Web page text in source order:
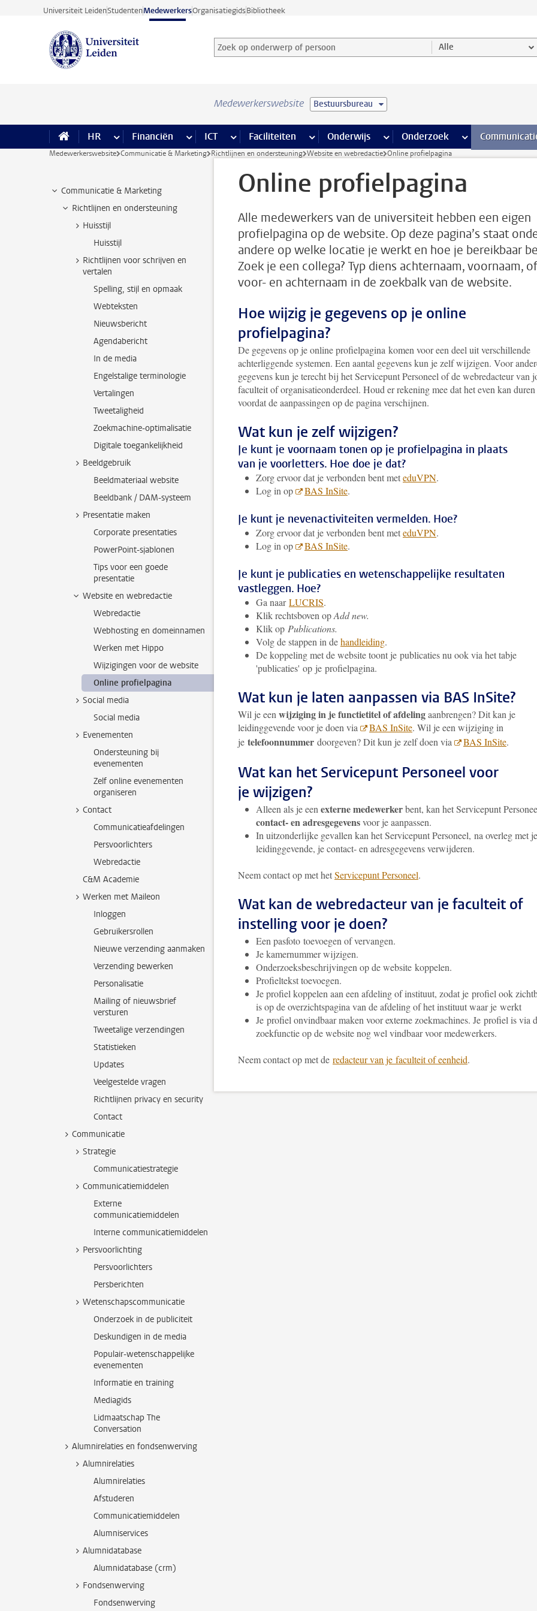
Ga direct naar de inhoud
Universiteit LeidenStudentenMedewerkersOrganisatiegidsBibliotheek
Zoek op onderwerp of persoon en selecteer categorie
Zoekterm Alle
Medewerkerswebsite Bestuursbureau
HR meer HR pagina’s
Financiën meer Financiën pagina’s
ICT meer ICT pagina’s
Faciliteiten meer Faciliteiten pagina’s
Onderwijs meer Onderwijs pagina’s
Onderzoek meer Onderzoek
Medewerkerswebsite Communicatie & Marketing Richtlijnen en ondersteuning Website en webredactie Online profielpagina
Communicatie & Marketing
Richtlijnen en ondersteuning
Huisstijl
Huisstijl
Richtlijnen voor schrijven en
vertalen
Spelling, stijl en opmaak
Webteksten
Nieuwsbericht
Agendabericht
In de media
Engelstalige terminologie
Vertalingen
Tweetaligheid
Zoekmachine-optimalisatie
Digitale toegankelijkheid
Beeldgebruik
Beeldmateriaal website
Beeldbank / DAM-systeem
Presentatie maken
Corporate presentaties
PowerPoint-sjablonen
Tips voor een goede
presentatie
Website en webredactie
Webredactie
Webhosting en domeinnamen
Werken met Hippo
Wijzigingen voor de website
Online profielpagina
Social media
Social media
Evenementen
Ondersteuning bij
evenementen
Zelf online evenementen
organiseren
Contact
Communicatieafdelingen
Persvoorlichters
Webredactie
C&M Academie
Werken met Maileon
Inloggen
Gebruikersrollen
Nieuwe verzending aanmaken
Verzending bewerken
Personalisatie
Mailing of nieuwsbrief
versturen
Tweetalige verzendingen
Statistieken
Updates
Veelgestelde vragen
Richtlijnen privacy en security
Contact
Communicatie
Strategie
Communicatiestrategie
Communicatiemiddelen
Externe
communicatiemiddelen
Interne communicatiemiddelen
Persvoorlichting
Persvoorlichters
Persberichten
Wetenschapscommunicatie
Onderzoek in de publiciteit
Deskundigen in de media
Populair-wetenschappelijke
evenementen
Informatie en training
Mediagids
Lidmaatschap The
Conversation
Alumnirelaties en fondsenwerving
Alumnirelaties
Alumnirelaties
Afstuderen
Communicatiemiddelen
Alumniservices
Alumnidatabase
Alumnidatabase (crm)
Fondsenwerving
Fondsenwerving
Online profielpagina
Alle medewerkers van de universiteit hebben een eigen
profielpagina op de website. Op deze pagina’s staat
andere op welke locatie je werkt en hoe je bereikbaar
Zoek je een collega? Typ diens achternaam, voornaam, of
voor- en achternaam in de zoekbalk van de website.
Hoe wijzig je gegevens op je online
profielpagina?
De gegevens op je online profielpagina komen voor een deel uit verschillende
achterliggende systemen. Een aantal gegevens kun je zelf wijzigen. Voor
gegevens kun je terecht bij het Servicepunt Personeel of de webredacteur van
faculteit of organisatieonderdeel. Houd er rekening mee dat het even kan duren
voordat de aanpassingen op de pagina verschijnen.
Wat kun je zelf wijzigen?
Je kunt je voornaam tonen op je profielpagina in plaats
van je voorletters. Hoe doe je dat?
Zorg ervoor dat je verbonden bent meteduVPN.
Log in op
BAS InSite.
Je kunt je nevenactiviteiten vermelden. Hoe?
Zorg ervoor dat je verbonden bent meteduVPN.
Log in op
BAS InSite.
Je kunt je publicaties en wetenschappelijke resultaten
vastleggen. Hoe?
Ga naarLUCRIS.
Klik rechtsboven opAdd new.
Klik op Publications.
Volg de stappen in dehandleiding.
De koppeling met de website toont je publicaties nu ook via het tabje
'publicaties' op je profielpagina.
Wat kun je laten aanpassen via BAS InSite?
Wil je een wijziging in je functietitel of afdelingaanbrengen? Dit kan je
leidinggevende voor je doen via
BAS InSite. Wil je een wijziging in
je telefoonnummer doorgeven? Dit kun je zelf doen via BAS InSite.
Wat kan het Servicepunt Personeel voor
je wijzigen?
Alleen als je een externe medewerkerbent, kan het Servicepunt
contact- en adresgegevensvoor je aanpassen.
In uitzonderlijke gevallen kan het Servicepunt Personeel, na overleg met je
leidinggevende, je contact- en adresgegevens verwijderen.
Neem contact op met hetServicepunt Personeel.
Wat kan de webredacteur van je faculteit of
instelling voor je doen?
Een pasfoto toevoegen of vervangen.
Je kamernummer wijzigen.
Onderzoeksbeschrijvingen op de website koppelen.
Profieltekst toevoegen.
Je profiel koppelen aan een afdeling of instituut, zodat je profiel ook
is op de overzichtspagina van de afdeling of het instituut waar je werkt
Je profiel onvindbaar maken voor externe zoekmachines. Je profiel is via
zoekfunctie op de website nog wel vindbaar voor medewerkers.
Neem contact op met de redacteur van je faculteit of eenheid.